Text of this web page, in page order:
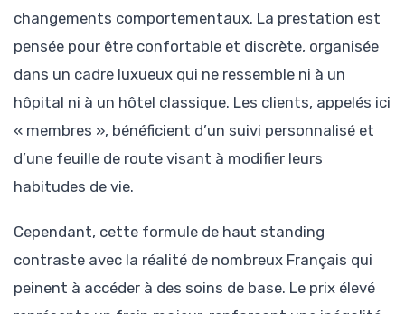
changements comportementaux. La prestation est
pensée pour être confortable et discrète, organisée
dans un cadre luxueux qui ne ressemble ni à un
hôpital ni à un hôtel classique. Les clients, appelés ici
« membres », bénéficient d’un suivi personnalisé et
d’une feuille de route visant à modifier leurs
habitudes de vie.
Cependant, cette formule de haut standing
contraste avec la réalité de nombreux Français qui
peinent à accéder à des soins de base. Le prix élevé